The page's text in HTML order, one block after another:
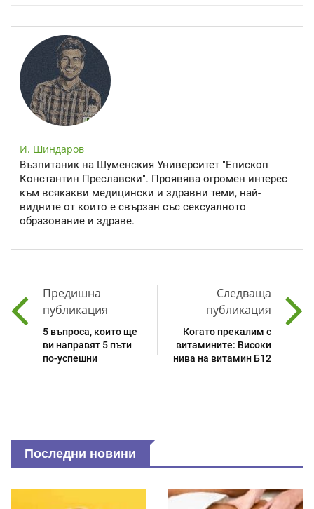
И. Шиндаров
Възпитаник на Шуменския Университет "Епископ
Константин Преславски". Проявява огромен интерес
към всякакви медицински и здравни теми, най-
видните от които е свързан със сексуалното
образование и здраве.
Предишна
публикация
5 въпроса, които ще
ви направят 5 пъти
по-успешни
Следваща
публикация
Когато прекалим с
витамините: Високи
нива на витамин Б12
Последни новини